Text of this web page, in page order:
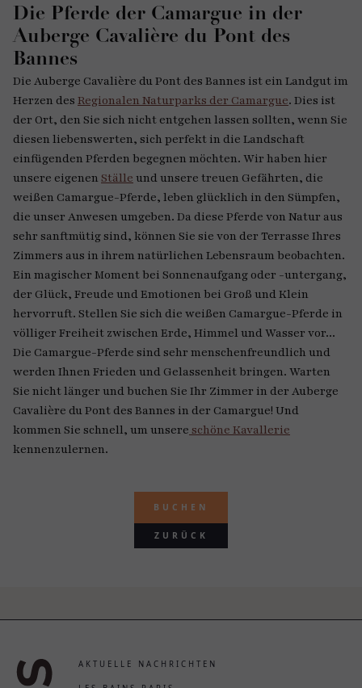
Die Pferde der Camargue in der
Auberge Cavalière du Pont des
Bannes
Die Auberge Cavalière du Pont des Bannes ist ein Landgut im
Herzen des Regionalen Naturparks der Camargue. Dies ist
der Ort, den Sie sich nicht entgehen lassen sollten, wenn Sie
diesen liebenswerten, sich perfekt in die Landschaft
einfügenden Pferden begegnen möchten. Wir haben hier
unsere eigenen Ställe und unsere treuen Gefährten, die
weißen Camargue-Pferde, leben glücklich in den Sümpfen,
die unser Anwesen umgeben. Da diese Pferde von Natur aus
sehr sanftmütig sind, können Sie sie von der Terrasse Ihres
Zimmers aus in ihrem natürlichen Lebensraum beobachten.
Ein magischer Moment bei Sonnenaufgang oder -untergang,
der Glück, Freude und Emotionen bei Groß und Klein
hervorruft. Stellen Sie sich die weißen Camargue-Pferde in
völliger Freiheit zwischen Erde, Himmel und Wasser vor...
Die Camargue-Pferde sind sehr menschenfreundlich und
werden Ihnen Frieden und Gelassenheit bringen. Warten
Sie nicht länger und buchen Sie Ihr Zimmer in der Auberge
Cavalière du Pont des Bannes in der Camargue! Und
kommen Sie schnell, um unsere schöne Kavallerie
kennenzulernen.
BUCHEN
ZURÜCK
AKTUELLE NACHRICHTEN